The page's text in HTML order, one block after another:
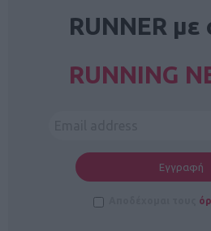
RUNNER με
RUNNING